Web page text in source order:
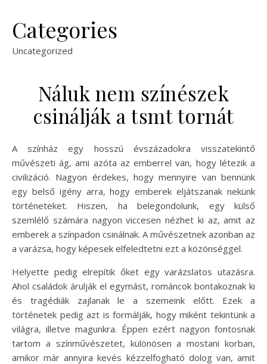
Categories
Uncategorized
Náluk nem színészek
csinálják a tsmt tornát
A színház egy hosszú évszázadokra visszatekintő
művészeti ág, ami azóta az emberrel van, hogy létezik a
civilizáció. Nagyon érdekes, hogy mennyire van bennünk
egy belső igény arra, hogy emberek eljátszanak nekünk
történeteket. Hiszen, ha belegondolunk, egy külső
szemlélő számára nagyon viccesen nézhet ki az, amit az
emberek a színpadon csinálnak. A művészetnek azonban az
a varázsa, hogy képesek elfeledtetni ezt a közönséggel.
Helyette pedig elrepítik őket egy varázslatos utazásra.
Ahol családok árulják el egymást, románcok bontakoznak ki
és tragédiák zajlanak le a szemeink előtt. Ezek a
történetek pedig azt is formálják, hogy miként tekintünk a
világra, illetve magunkra. Éppen ezért nagyon fontosnak
tartom a színművészetet, különösen a mostani korban,
amikor már annyira kevés kézzelfogható dolog van, amit